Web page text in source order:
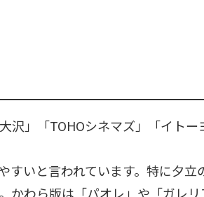
」「TOHOシネマズ」「イト
いと言われています。特に夕
わら版は「パオレ」や「ガレ